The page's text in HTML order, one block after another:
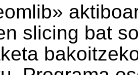
slicing bat